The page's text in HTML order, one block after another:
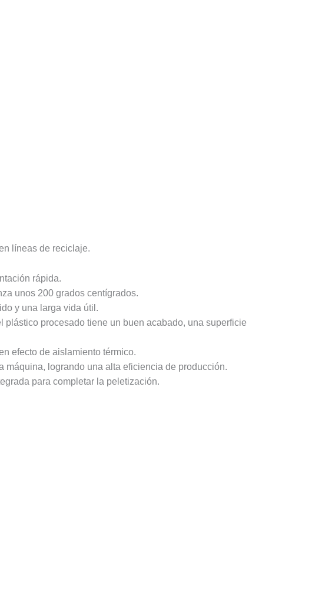
líneas de reciclaje.
rápida.
unos 200 grados centígrados.
y una larga vida útil.
procesado tiene un buen acabado, una superficie
efecto de aislamiento térmico.
máquina, logrando una alta eficiencia de producción.
para completar la peletización.